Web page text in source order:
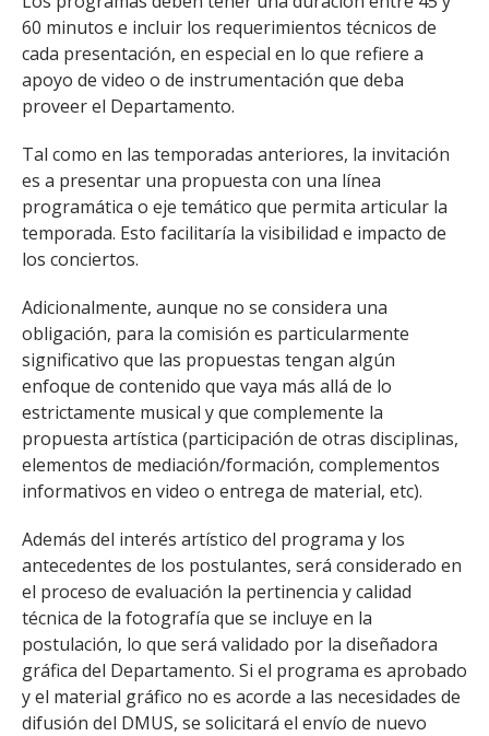
60 minutos e incluir los requerimientos técnicos de
cada presentación, en especial en lo que refiere a
apoyo de video o de instrumentación que deba
proveer el Departamento.
Tal como en las temporadas anteriores, la invitación
es a presentar una propuesta con una línea
programática o eje temático que permita articular la
temporada. Esto facilitaría la visibilidad e impacto de
los conciertos.
Adicionalmente, aunque no se considera una
obligación, para la comisión es particularmente
significativo que las propuestas tengan algún
enfoque de contenido que vaya más allá de lo
estrictamente musical y que complemente la
propuesta artística (participación de otras disciplinas,
elementos de mediación/formación, complementos
informativos en video o entrega de material, etc).
Además del interés artístico del programa y los
antecedentes de los postulantes, será considerado en
el proceso de evaluación la pertinencia y calidad
técnica de la fotografía que se incluye en la
postulación, lo que será validado por la diseñadora
gráfica del Departamento. Si el programa es aprobado
y el material gráfico no es acorde a las necesidades de
difusión del DMUS, se solicitará el envío de nuevo